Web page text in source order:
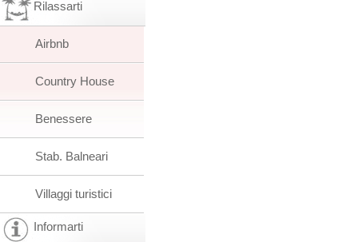
Rilassarti
Airbnb
Country House
Benessere
Stab. Balneari
Villaggi turistici
Informarti